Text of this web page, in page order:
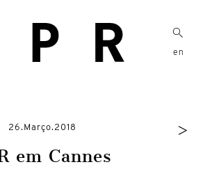
en
26.Março.2018
em Cannes
>